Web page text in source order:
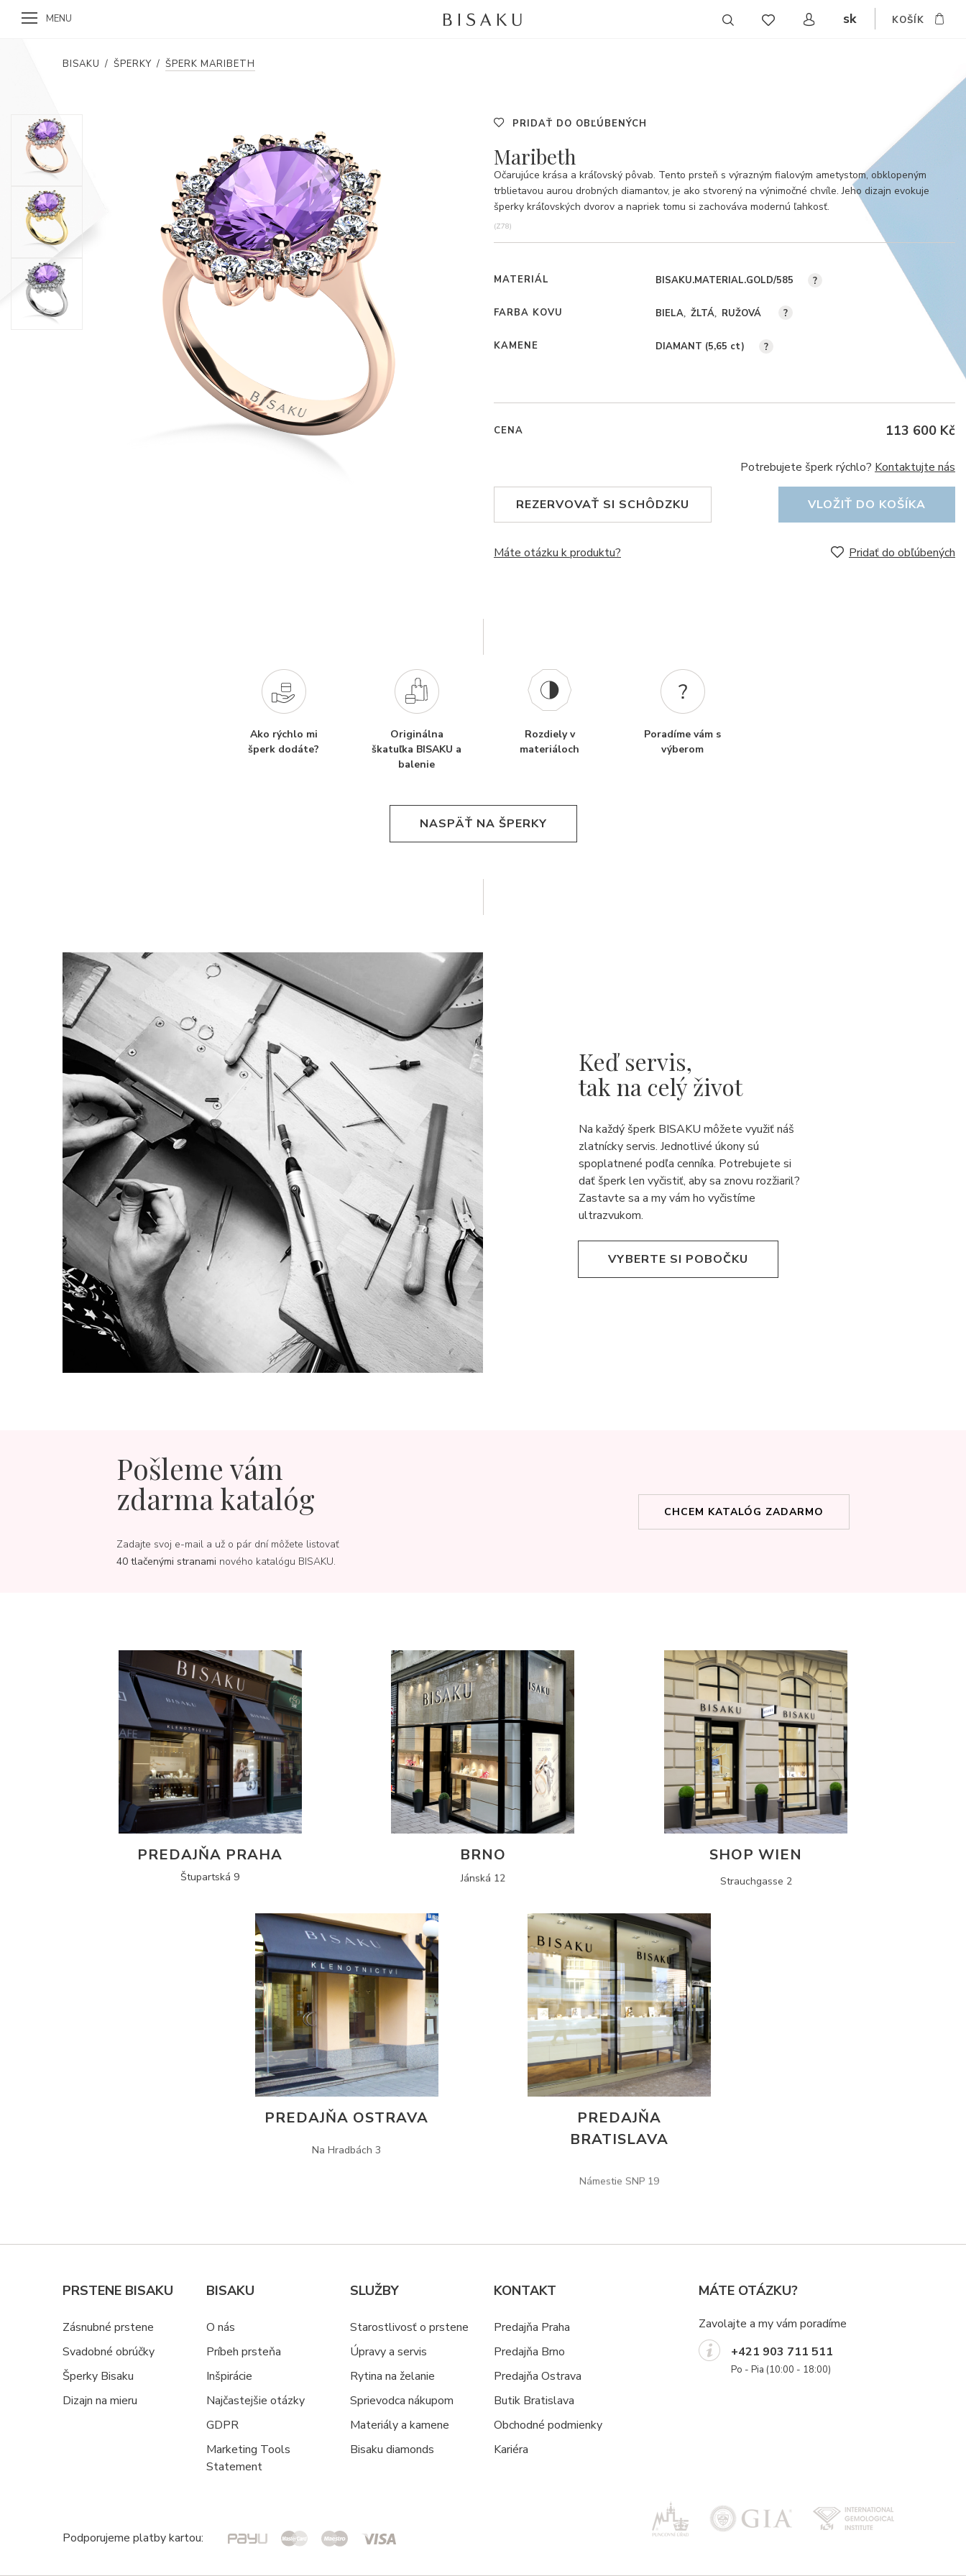
MENU sk KOŠÍK
BISAKU / ŠPERKY / ŠPERK MARIBETH
PRIDAŤ DO OBĽÚBENÝCH
Maribeth
Očarujúce krása a kráľovský pôvab. Tento prsteň s výrazným fialovým ametystom, obklopeným
trblietavou aurou drobných diamantov, je ako stvorený na výnimočné chvíle. Jeho dizajn evokuje
šperky kráľovských dvorov a napriek tomu si zachováva modernú ľahkosť.
(Z78)
MATERIÁL BISAKU.MATERIAL.GOLD/585 ?
FARBA KOVU BIELA ŽLTÁ RUŽOVÁ ?
KAMENE DIAMANT (5,65 ct) ?
CENA 113 600 Kč
Potrebujete šperk rýchlo? Kontaktujte nás
REZERVOVAŤ SI SCHÔDZKU VLOŽIŤ DO KOŠÍKA
Máte otázku k produktu? Pridať do obľúbených
Ako rýchlo mi
šperk dodáte?
Originálna
škatuľka BISAKU a
balenie
Rozdiely v
materiáloch
Poradíme vám s
výberom
NASPÄŤ NA ŠPERKY
Keď servis,
tak na celý život
Na každý šperk BISAKU môžete využiť náš
zlatnícky servis. Jednotlivé úkony sú
spoplatnené podľa cenníka. Potrebujete si
dať šperk len vyčistiť, aby sa znovu rozžiaril?
Zastavte sa a my vám ho vyčistíme
ultrazvukom.
VYBERTE SI POBOČKU
Pošleme vám
zdarma katalóg
Zadajte svoj e-mail a už o pár dní môžete listovať
40 tlačenými stranami nového katalógu BISAKU.
CHCEM KATALÓG ZADARMO
PREDAJŇA PRAHA
Štupartská 9
BRNO
Jánská 12
SHOP WIEN
Strauchgasse 2
PREDAJŇA OSTRAVA
PREDAJŇA
BRATISLAVA
PRSTENE BISAKU
Zásnubné prstene
Svadobné obrúčky
Šperky Bisaku
Dizajn na mieru
BISAKU
O nás
Príbeh prsteňa
Inšpirácie
Najčastejšie otázky
GDPR
Marketing Tools
Statement
SLUŽBY
Starostlivosť o prstene
Úpravy a servis
Rytina na želanie
Sprievodca nákupom
Materiály a kamene
Bisaku diamonds
KONTAKT
Predajňa Praha
Predajňa Brno
Predajňa Ostrava
Butik Bratislava
Obchodné podmienky
Kariéra
MÁTE OTÁZKU?
Zavolajte a my vám poradíme
+421 903 711 511
Po - Pia (10:00 - 18:00)
Podporujeme platby kartou: